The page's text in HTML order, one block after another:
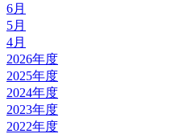
6月
5月
4月
2026年度
2025年度
2024年度
2023年度
2022年度